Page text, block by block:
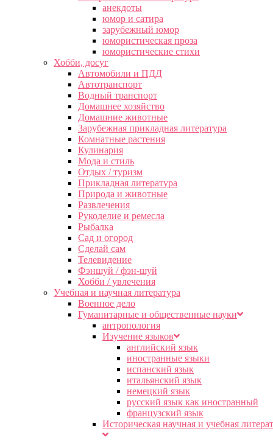
анекдоты
юмор и сатира
зарубежный юмор
юмористическая проза
юмористические стихи
Хобби, досуг
Автомобили и ПДД
Автотранспорт
Водный транспорт
Домашнее хозяйство
Домашние животные
Зарубежная прикладная литература
Комнатные растения
Кулинария
Мода и стиль
Отдых / туризм
Прикладная литература
Природа и животные
Развлечения
Рукоделие и ремесла
Рыбалка
Сад и огород
Сделай сам
Телевидение
Фэншуй / фэн-шуй
Хобби / увлечения
Учебная и научная литература
Военное дело
Гуманитарные и общественные науки
антропология
Изучение языков
английский язык
иностранные языки
испанский язык
итальянский язык
немецкий язык
русский язык как иностранный
французский язык
Историческая научная и учебная